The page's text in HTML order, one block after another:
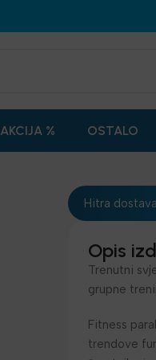
AKCIJA % OSTALO
Hitra
Opis
Trenutni
grupne
Fitness
trendove